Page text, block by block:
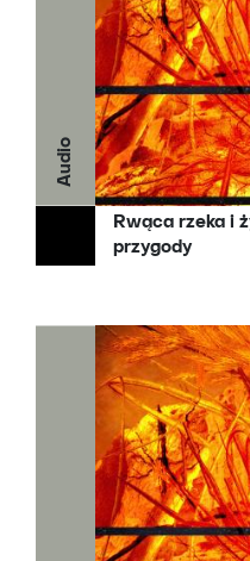
Audio
Rwąca rzeka i
przygody